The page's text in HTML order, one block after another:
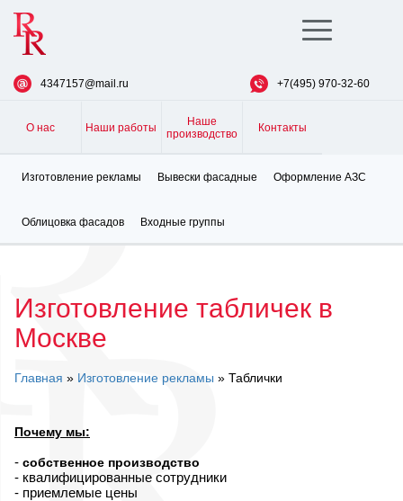
Toggle
navigation
4347157@mail.ru +7(495) 970-32-60
О нас Наши работы
Наше
производство
Контакты
Изготовление рекламы Вывески фасадные Оформление АЗС
Облицовка фасадов Входные группы
Изготовление табличек в
Москве
Главная » Изготовление рекламы » Таблички
Почему мы:
- собственное производство
- квалифицированные сотрудники
- приемлемые цены